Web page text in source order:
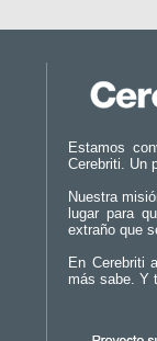
Estamos
Cerebriti. Un
Nuestra
lugar para
extraño que
En Cerebriti
más sabe. Y